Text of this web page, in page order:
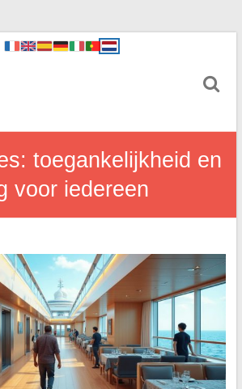
toegankelijkheid en
voor iedereen